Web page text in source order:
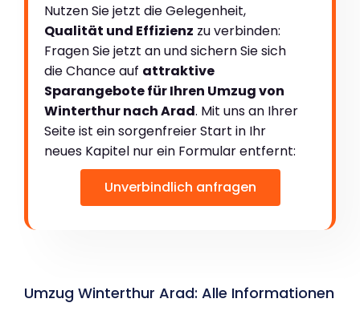
Nutzen Sie jetzt die Gelegenheit,
Qualität und Effizienz zu verbinden:
Fragen Sie jetzt an und sichern Sie sich
die Chance auf attraktive
Sparangebote für Ihren Umzug von
Winterthur nach Arad. Mit uns an Ihrer
Seite ist ein sorgenfreier Start in Ihr
neues Kapitel nur ein Formular entfernt:
Unverbindlich anfragen
Umzug Winterthur Arad: Alle Informationen